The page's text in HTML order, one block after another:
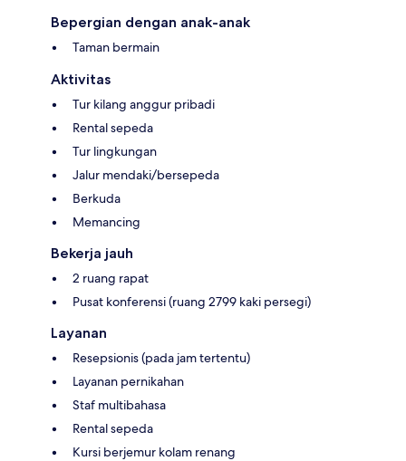
Bepergian dengan anak-anak
Taman bermain
Aktivitas
Tur kilang anggur pribadi
Rental sepeda
Tur lingkungan
Jalur mendaki/bersepeda
Berkuda
Memancing
Bekerja jauh
2 ruang rapat
Pusat konferensi (ruang 2799 kaki persegi)
Layanan
Resepsionis (pada jam tertentu)
Layanan pernikahan
Staf multibahasa
Rental sepeda
Kursi berjemur kolam renang